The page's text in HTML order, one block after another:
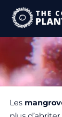
Les